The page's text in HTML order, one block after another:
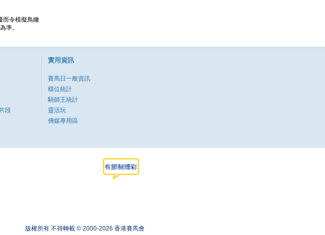
而令模擬鳥瞰
準。
段
實用資訊
賽馬日一般資訊
檔位統計
騎師王統計
靈活玩
傳媒專用區
版權所有 不得轉載 © 2000-2026 香港賽馬會